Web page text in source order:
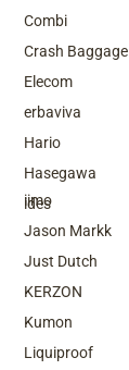
Top Brands
iimo
Jason Markk
Just Dutch
KERZON
Kumon
Liquiproof
Combi
Crash Baggage
Elecom
erbaviva
Hario
Hasegawa
ides